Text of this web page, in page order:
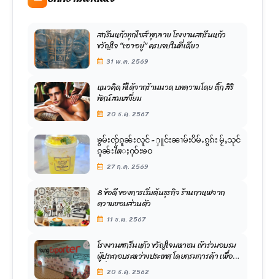
สกรีนแก้วทุกไซส์ ทุกลาย โรงงานสกรีนแก้ว
ขวัญใจ “เอาอยู่” ครบจบในที่เดียว
31 พ.ค. 2569
แนวคิด ที่ได้จากร้านนวด บทความโดย ติ๊ก สิริ
ทัศน์ สมเสงี่ยม
20 ธ.ค. 2567
ၶွမ်းၸႂ်ၵူၼ်းလူင် - ႁူင်းၼၢမ်းပိမ်ႉၵွၵ်း မႂ်ႇသုင်
ၵူၼ်းไตႈႁဝ်းၶဝ
27 ก.ค. 2569
8 ข้อดี ของการเริ่มต้นธุรกิจ ร้านกาแฟจาก
ความชอบส่วนตัว
11 ธ.ค. 2567
โรงงานสกรีนแก้ว ขวัญใจมหาชน เข้าร่วมอบรม
ผู้ประกอบระหว่างประเทศ โดยกรมการค้า เพื่อ
เพิ่มศักยภาพในการพัฒนาองค์กร
20 ธ.ค. 2562